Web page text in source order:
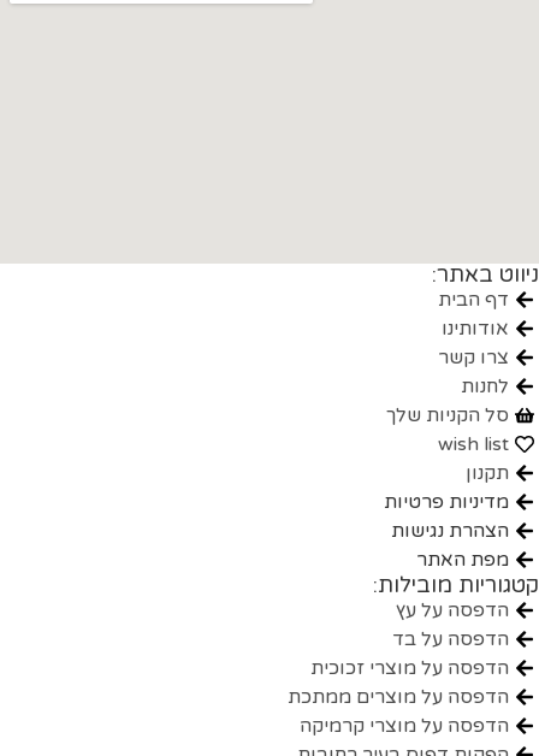
ניווט באתר:
דף הבית
אודותינו
צרו קשר
לחנות
סל הקניות שלך
wish list
תקנון
מדיניות פרטיות
הצהרת נגישות
מפת האתר
קטגוריות מובילות:
הדפסה על עץ
הדפסה על בד
הדפסה על מוצרי זכוכית
הדפסה על מוצרים ממתכת
הדפסה על מוצרי קרמיקה